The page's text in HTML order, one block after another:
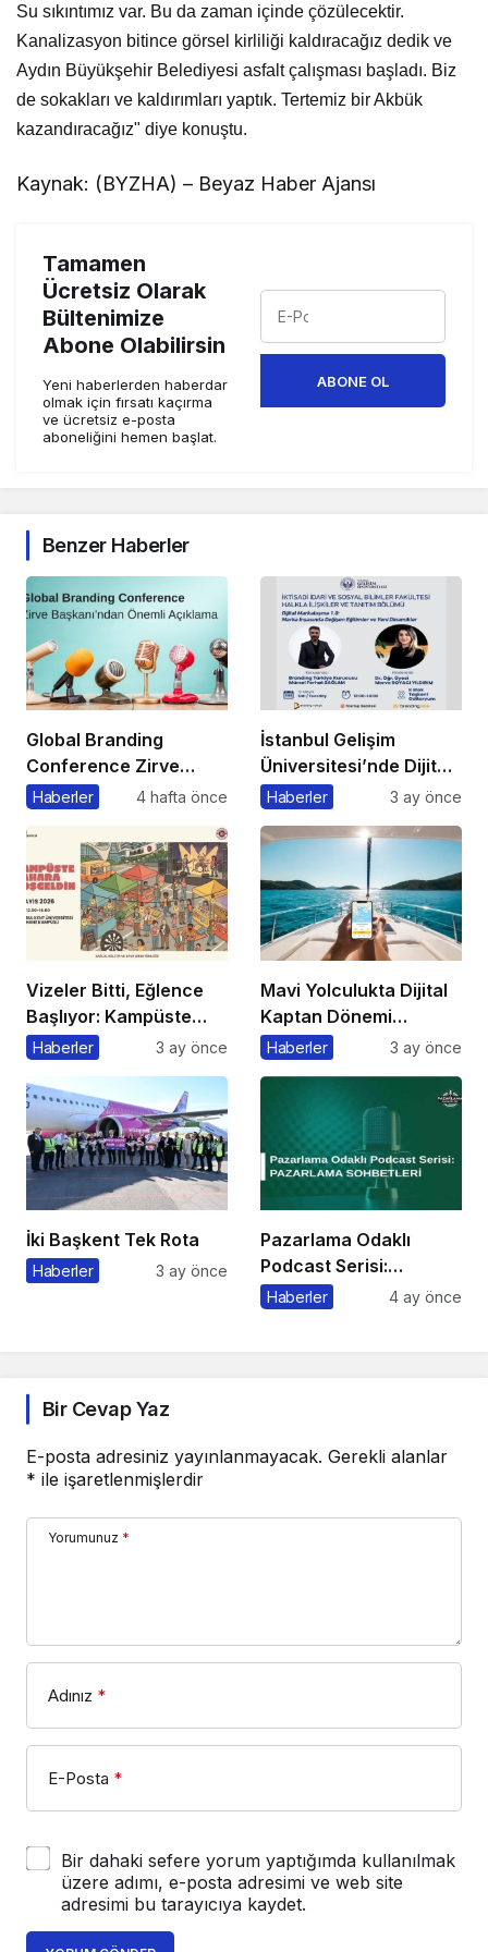
Su sıkıntımız var. Bu da zaman içinde çözülecektir.
Kanalizasyon bitince görsel kirliliği kaldıracağız dedik ve
Aydın Büyükşehir Belediyesi asfalt çalışması başladı. Biz
de sokakları ve kaldırımları yaptık. Tertemiz bir Akbük
kazandıracağız" diye konuştu.
Kaynak: (BYZHA) – Beyaz Haber Ajansı
Tamamen
Ücretsiz Olarak
Bültenimize
Abone Olabilirsin
Yeni haberlerden haberdar
olmak için fırsatı kaçırma
ve ücretsiz e-posta
aboneliğini hemen başlat.
ABONE OL
Benzer Haberler
Global Branding
Conference Zirve
Başkanı’ndan Önemli
Haberler 4 hafta önce
İstanbul Gelişim
Üniversitesi’nde Dijital
Markalaşma 1.0
Haberler 3 ay önce
Vizeler Bitti, Eğlence
Başlıyor: Kampüste
Bahar Festivali
Haberler 3 ay önce
Mavi Yolculukta Dijital
Kaptan Dönemi
Başlıyor
Haberler 3 ay önce
İki Başkent Tek Rota
Haberler 3 ay önce
Pazarlama Odaklı
Podcast Serisi:
Pazarlama Sohbetleri
Haberler 4 ay önce
Bir Cevap Yaz
E-posta adresiniz yayınlanmayacak. Gerekli alanlar
* ile işaretlenmişlerdir
Yorumunuz *
Adınız *
E-Posta *
Bir dahaki sefere yorum yaptığımda kullanılmak
üzere adımı, e-posta adresimi ve web site
adresimi bu tarayıcıya kaydet.